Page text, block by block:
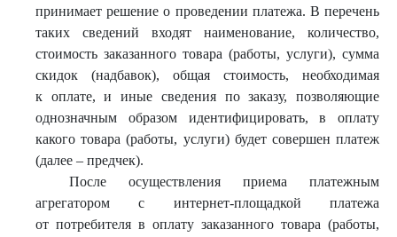
принимает решение о проведении платежа. В перечень
таких сведений входят наименование, количество,
стоимость заказанного товара (работы, услуги), сумма
скидок (надбавок), общая стоимость, необходимая
к оплате, и иные сведения по заказу, позволяющие
однозначным образом идентифицировать, в оплату
какого товара (работы, услуги) будет совершен платеж
(далее – предчек).
После осуществления приема платежным
агрегатором с интернет-площадкой платежа
от потребителя в оплату заказанного товара (работы,